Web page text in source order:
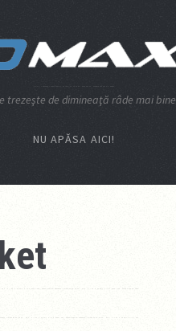
trezeşte de dimineaţă râde mai bine
NU APĂSA AICI!